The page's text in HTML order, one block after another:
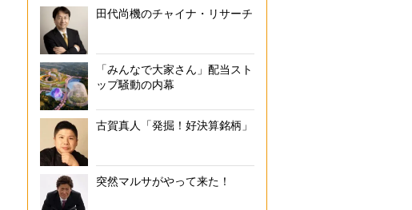
田代尚機のチャイナ・リサーチ
「みんなで大家さん」配当スト
ップ騒動の内幕
古賀真人「発掘！好決算銘柄」
突然マルサがやって来た！